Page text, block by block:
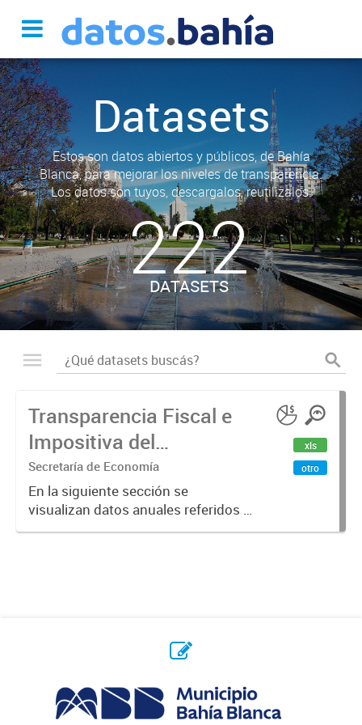
Datasets
Estos son datos abiertos y públicos, de Bahía
Blanca, para mejorar los niveles de transparencia.
Los datos son tuyos, descargalos, reutilizalos.
222
DATASETS
Transparencia Fiscal e
Impositiva del
Municipio. Año 2023
Secretaría de Economía
En la siguiente sección se
visualizan datos anuales referidos a
la transparencia fiscal e impositiva
xls
otro